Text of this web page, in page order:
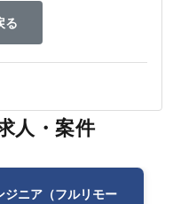
る
人・案件
ジニア（フルリモー